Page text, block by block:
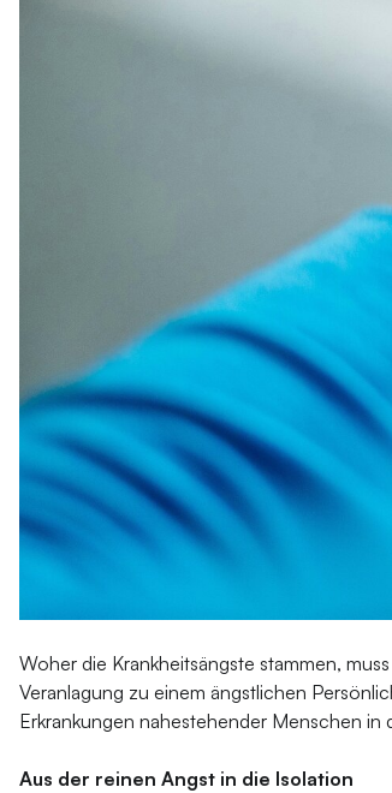
Woher die Krankheitsängste stammen,
Veranlagung zu einem ängstlichen
Erkrankungen nahestehender Menschen
Aus der reinen Angst in die Isolation